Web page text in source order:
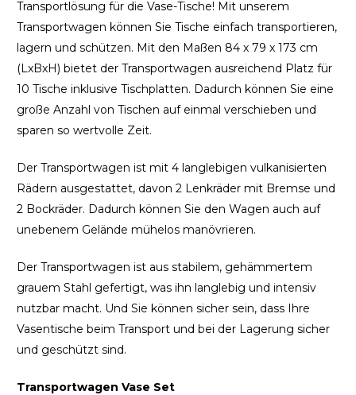
Transportlösung für die Vase-Tische! Mit unserem
Transportwagen können Sie Tische einfach transportieren,
lagern und schützen. Mit den Maßen 84 x 79 x 173 cm
(LxBxH) bietet der Transportwagen ausreichend Platz für
10 Tische inklusive Tischplatten. Dadurch können Sie eine
große Anzahl von Tischen auf einmal verschieben und
sparen so wertvolle Zeit.
Der Transportwagen ist mit 4 langlebigen vulkanisierten
Rädern ausgestattet, davon 2 Lenkräder mit Bremse und
2 Bockräder. Dadurch können Sie den Wagen auch auf
unebenem Gelände mühelos manövrieren.
Der Transportwagen ist aus stabilem, gehämmertem
grauem Stahl gefertigt, was ihn langlebig und intensiv
nutzbar macht. Und Sie können sicher sein, dass Ihre
Vasentische beim Transport und bei der Lagerung sicher
und geschützt sind.
Transportwagen Vase Set